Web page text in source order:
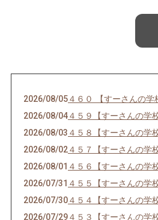
2026/08/05４６０ 【すーさんの
2026/08/04４５９【すーさんの学
2026/08/03 ４５８【すーさんの学
2026/08/02４５７【すーさんの学
2026/08/01 ４５６【すーさんの学
2026/07/31 ４５５【すーさんの学
2026/07/30４５４【すーさんの学
2026/07/29４５３【すーさんの学